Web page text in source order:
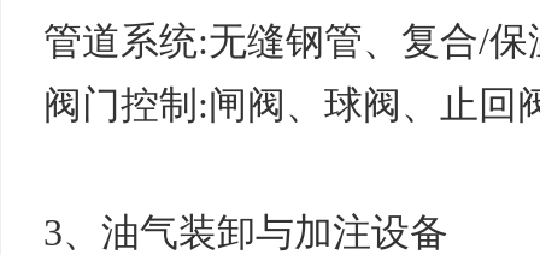
管道系统:无缝钢管、复合/
阀门控制:闸阀、球阀、止回
3、油气装卸与加注设备